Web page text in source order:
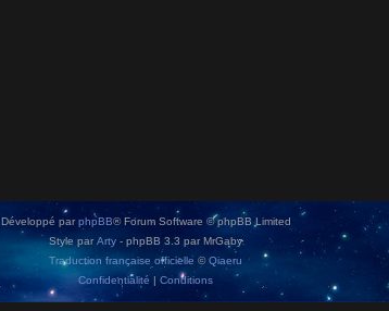
Développé parphpBB® Forum Software © phpBB Limited
Style par Arty - phpBB 3.3 par MrGaby
Traduction française officielle ©Qiaeru
Confidentialité | Conditions